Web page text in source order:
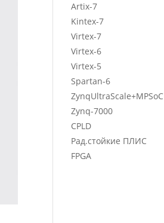
Artix-7
Kintex-7
Virtex-7
Virtex-6
Virtex-5
Spartan-6
ZynqUltraScale+MPSoC
Zynq-7000
CPLD
Рад.стойкие ПЛИС
FPGA